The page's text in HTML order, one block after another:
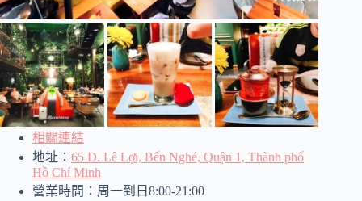
相關連結
地址： 65 Đ. Lê Lợi, Bến Nghé, Quận 1, Thành phố
Hồ Chí Minh
營業時間：周一到日8:00-21:00